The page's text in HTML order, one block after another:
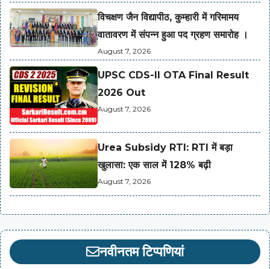
विचक्षण जैन विद्यापीठ, कुम्हारी में गरिमामय
वातावरण में संपन्न हुआ पद ग्रहण समारोह ।
August 7, 2026
UPSC CDS-II OTA Final Result
2026 Out
August 7, 2026
Urea Subsidy RTI: RTI में बड़ा
खुलासा: एक साल में 128% बढ़ी
August 7, 2026
नवीनतम टिप्पणियां